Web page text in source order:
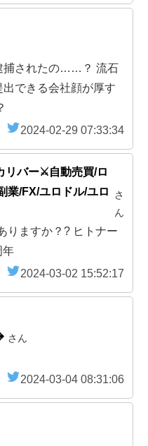
捕されたの……？ 流石
できる会社顔が厚す
2024-02-29 07:33:34
リバー⚔️自動売買/ロ
業/FX/ユロドル/ユロ
さ
ん
りますか？? ヒトナー
年
2024-03-02 15:52:17
さん
2024-03-04 08:31:06